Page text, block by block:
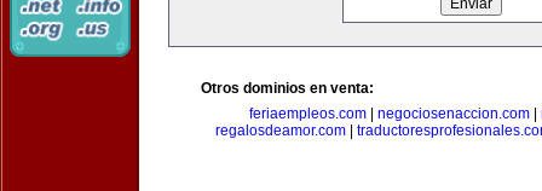
Otros dominios en venta:
feriaempleos.com
negociosenaccion.com
regalosdeamor.com